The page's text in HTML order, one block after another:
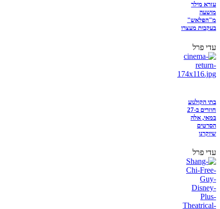
עזרא מילר
מושעה
מ"הפלאש"
בעקבות מעצרו
עדי פרל
בתי הקולנוע
חוזרים ב-27
במאי, אלה
הסרטים
שיוקרנו
עדי פרל